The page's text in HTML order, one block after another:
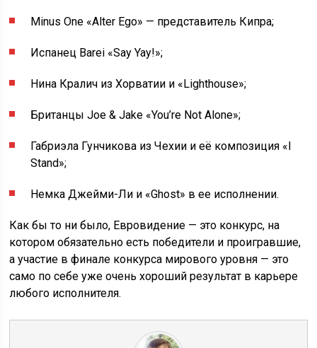
Minus One «Alter Ego» — представитель Кипра;
Испанец Barei «Say Yay!»;
Нина Кралич из Хорватии и «Lighthouse»;
Британцы Joe & Jake «You’re Not Alone»;
Габриэла Гунчикова из Чехии и её композиция «I
Stand»;
Немка Джейми-Ли и «Ghost» в ее исполнении.
Как бы то ни было, Евровидение — это конкурс, на
котором обязательно есть победители и проигравшие,
а участие в финале конкурса мирового уровня — это
само по себе уже очень хороший результат в карьере
любого исполнителя.